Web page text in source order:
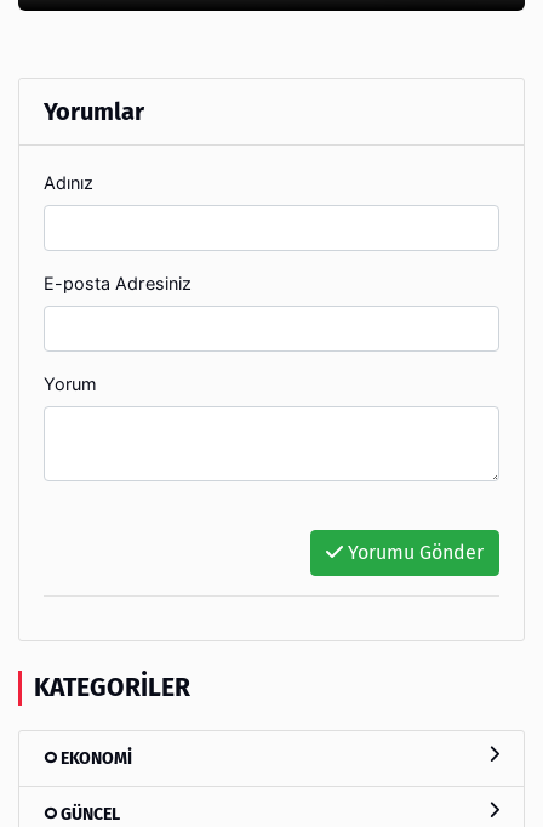
Yorumlar
Adınız
E-posta Adresiniz
Yorum
Yorumu Gönder
KATEGORILER
EKONOMİ
GÜNCEL